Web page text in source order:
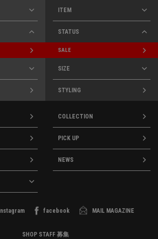
ITEM
STATUS
SALE
SIZE
STYLING
COLLECTION
PICK UP
NEWS
Instagram facebook MAIL MAGAZINE
SHOP STAFF 募集